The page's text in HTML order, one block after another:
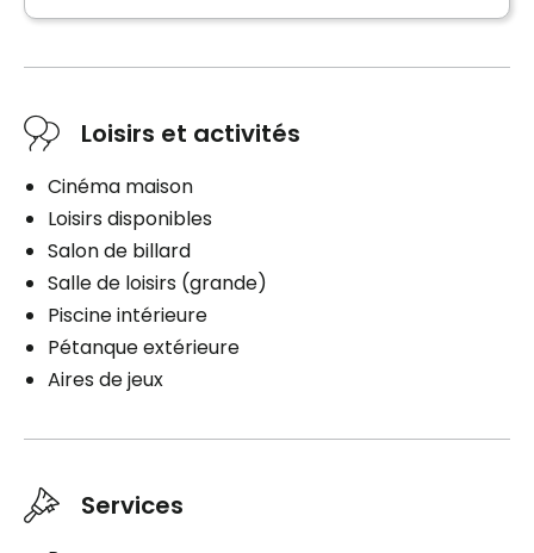
Loisirs et activités
Cinéma maison
Loisirs disponibles
Salon de billard
Salle de loisirs (grande)
Piscine intérieure
Pétanque extérieure
Aires de jeux
Services